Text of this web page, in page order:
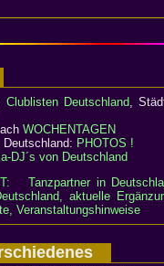
Clublisten Deutschland,
WOCHENTAGEN
PHOTOS !
DJ´s von Deutschland
Tanzpartner in
aktuelle
Veranstaltungshinweise